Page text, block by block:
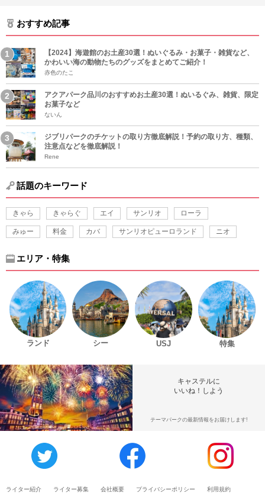
おすすめ記事
【2024】海遊館のお土産30選！ぬいぐるみ・お菓子・雑貨など、
かわいい海の動物たちのグッズをまとめてご紹介！
赤色のたこ
アクアパーク品川のおすすめお土産30選！ぬいるぐみ、雑貨、限定
お菓子など
ないん
ジブリパークのチケットの取り方徹底解説！予約の取り方、種類、
注意点などを徹底解説！
Rene
話題のキーワード
きゃら きゃらぐ エイ サンリオ ローラ
みゅー 料金 カバ サンリオピューロランド ニオ
エリア・特集
ランド シー USJ 特集
キャステルに
いいね！しよう
テーマパークの最新情報をお届けします!
ライター紹介 ライター募集 会社概要 プライバシーポリシー 利用規約